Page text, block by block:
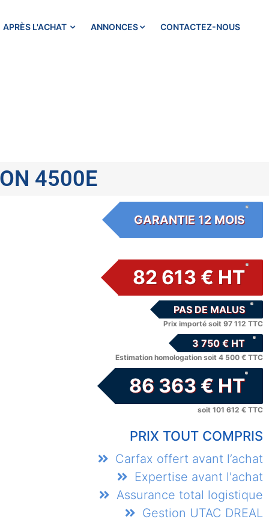
APRÈS L'ACHAT ANNONCES CONTACTEZ-NOUS
4500E
GARANTIE 12 MOIS
82 613 € HT
PAS DE MALUS
Prix importé soit 97 112 TTC
3 750 € HT
Estimation homologation soit 4 500 € TTC
86 363 € HT
soit 101 612 € TTC
PRIX TOUT COMPRIS
Carfax offert avant l’achat
Expertise avant l'achat
Assurance total logistique
Gestion UTAC DREAL